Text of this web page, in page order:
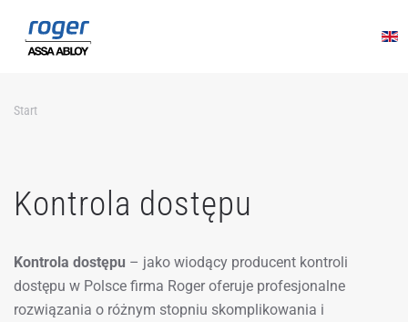
Przejdź do głównej treści
Start
Kontrola dostępu
Kontrola dostępu – jako wiodący producent kontroli
dostępu w Polsce firma Roger oferuje profesjonalne
rozwiązania o różnym stopniu skomplikowania i